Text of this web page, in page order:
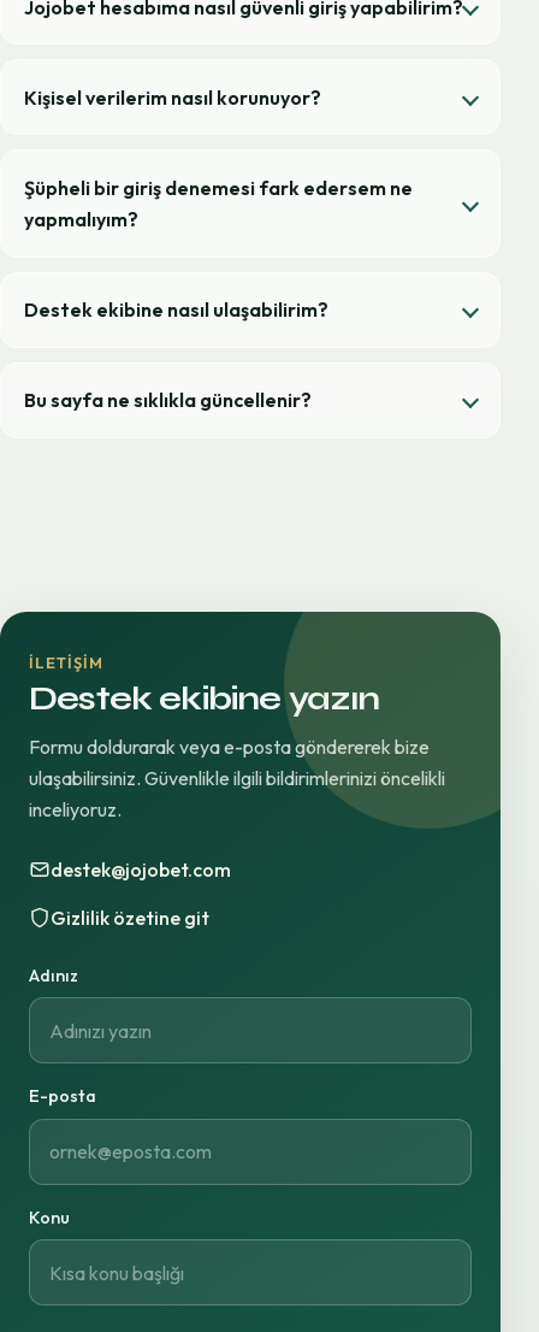
Jojobet hesabıma nasıl güvenli giriş yapabilirim?
Kişisel verilerim nasıl korunuyor?
Şüpheli bir giriş denemesi fark edersem ne
yapmalıyım?
Destek ekibine nasıl ulaşabilirim?
Bu sayfa ne sıklıkla güncellenir?
İLETIŞIM
Destek ekibine yazın
Formu doldurarak veya e-posta göndererek bize
ulaşabilirsiniz. Güvenlikle ilgili bildirimlerinizi öncelikli
inceliyoruz.
destek@jojobet.com
Gizlilik özetine git
Adınız
E-posta
Konu